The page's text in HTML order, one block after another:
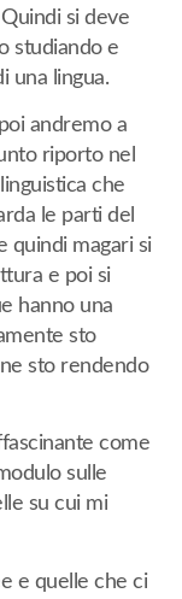
si deve
studiando e
una lingua.
andremo a
riporto nel
che
le parti del
quindi magari si
e poi si
hanno una
sto
sto rendendo
come
sulle
su cui mi
e quelle che ci